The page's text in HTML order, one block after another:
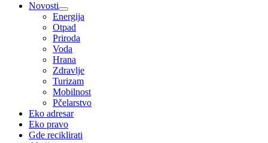
Novosti
Energija
Otpad
Priroda
Voda
Hrana
Zdravlje
Turizam
Mobilnost
Pčelarstvo
Eko adresar
Eko pravo
Gde reciklirati